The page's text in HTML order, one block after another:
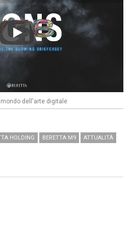
Play
dell'arte digitale
HOLDING BERETTA M9
ATTUALITÀ